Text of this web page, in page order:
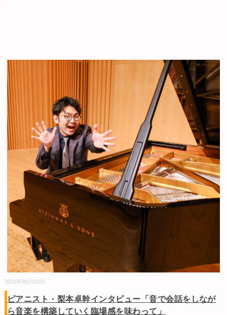
2024年06月02日
ピアニスト・梨本卓幹インタビュー「音で会話をしなが
ら音楽を構築していく臨場感を味わって」